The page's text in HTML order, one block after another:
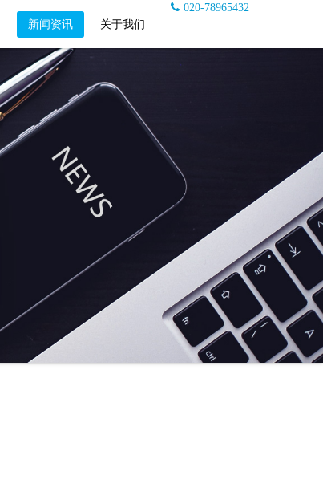
020-78965432
新闻资讯 关于我们